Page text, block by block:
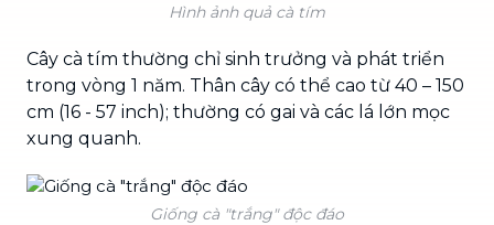
Hình ảnh quả cà tím
Cây cà tím thường chỉ sinh trưởng và phát triển
trong vòng 1 năm. Thân cây có thể cao từ 40 – 150
cm (16 - 57 inch); thường có gai và các lá lớn mọc
xung quanh.
Giống cà "trắng" độc đáo